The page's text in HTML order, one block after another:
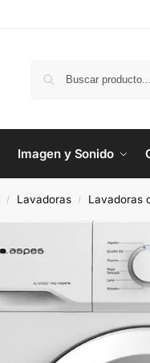
Imagen y Sonido
/ Lavadoras / Lavadoras